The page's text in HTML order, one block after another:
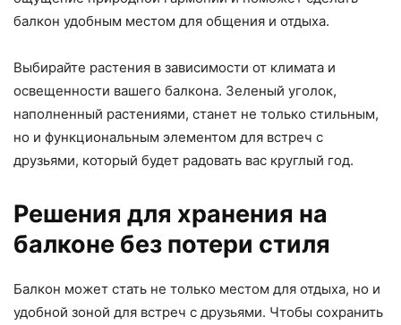
балкон удобным местом для общения и отдыха.
Выбирайте растения в зависимости от климата и
освещенности вашего балкона. Зеленый уголок,
наполненный растениями, станет не только стильным,
но и функциональным элементом для встреч с
друзьями, который будет радовать вас круглый год.
Решения для хранения на
балконе без потери стиля
Балкон может стать не только местом для отдыха, но и
удобной зоной для встреч с друзьями. Чтобы сохранить